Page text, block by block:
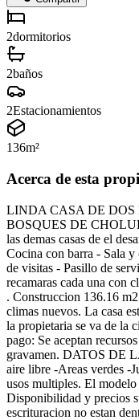
2dormitorios
2baños
2Estacionamientos
136m²
Acerca de esta
LINDA CASA DE DOS
BOSQUES DE
las demas casas de el
Cocina con barra - Sala
de visitas - ⁠Pasillo de
recamaras cada una con
. Construccion 136.16
climas nuevos. La casa
la propietaria se va de la
pago: Se aceptan
gravamen. DATOS DE
aire libre -Areas verdes -
usos multiples. El
Disponibilidad y precios
escrituracion no estan